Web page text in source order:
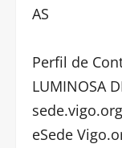
AS
Perfil de
LUMINOSA
sede.vigo.org
eSede